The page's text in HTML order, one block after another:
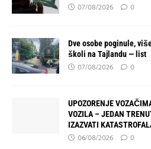
07/08/2026 0
Dve osobe poginule,
školi na Tajlandu — list
07/08/2026 0
UPOZORENJE
VOZILA – JEDAN
IZAZVATI
06/08/2026 0